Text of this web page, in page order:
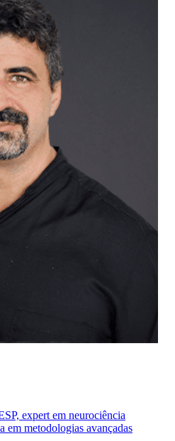
expert em neurociência
em metodologias avançadas